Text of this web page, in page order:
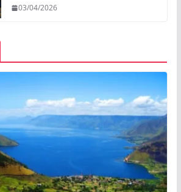
03/04/2026